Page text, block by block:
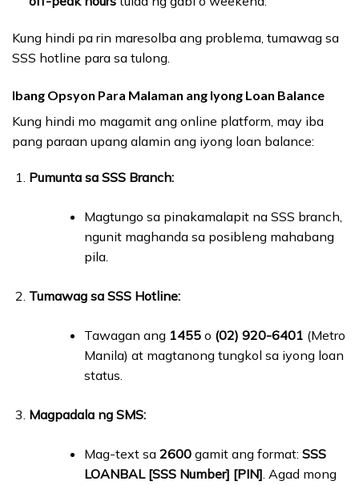
Kung hindi pa rin maresolba ang problema, tumawag sa
SSS hotline para sa tulong.
Ibang Opsyon Para Malaman ang Iyong Loan Balance
Kung hindi mo magamit ang online platform, may iba
pang paraan upang alamin ang iyong loan balance:
Pumunta sa SSS Branch:
Magtungo sa pinakamalapit na SSS branch,
ngunit maghanda sa posibleng mahabang
pila.
Tumawag sa SSS Hotline:
Tawagan ang 1455o (02) 920-6401 (Metro
Manila) at magtanong tungkol sa iyong loan
status.
Magpadala ng SMS:
Mag-text sa 2600gamit ang format: SSS
LOANBAL [SSS Number] [PIN]. Agad mong